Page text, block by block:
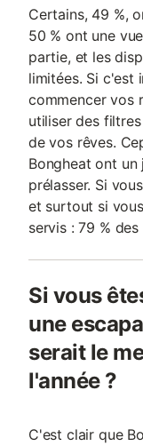
Certains, 49 %,
50 % ont une
partie, et les
limitées. Si c'est
commencer vos
utiliser des
de vos rêves.
Bongheat ont
prélasser. Si
et surtout si
servis : 79 %
Si vous
une
serait le
l'année ?
C'est clair que